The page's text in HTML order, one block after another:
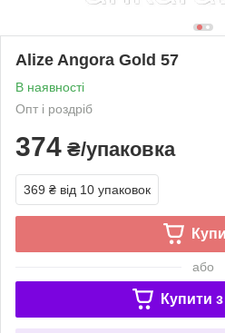
Alize Angora Gold 57
В наявності
Опт і роздріб
374 ₴/упаковка
369 ₴ від 10 упаковок
або
Купити з